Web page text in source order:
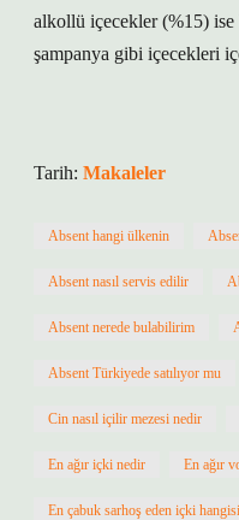
alkollü içecekler (%15) ise
şampanya gibi içecekleri
Tarih: Makaleler
Absent hangi ülkenin
Absent nasıl servis edilir
Absent nerede bulabilirim
Absent Türkiyede satılıyor mu
Cin nasıl içilir mezesi nedir
En ağır içki nedir En ağır
En çabuk sarhoş eden içki hangisi